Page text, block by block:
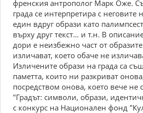
френския антрополог Марк Оже.
града се интерпретира с неговите
един вдруг образи като
върху друг текст… и т.н. В
дори е неизбежно част от
изличават, което обаче не
Изличените образи на града са
паметта, които ни разкриват
посредством онова, което вече не
"Градът: символи, образи,
с конкурс на Национален фонд